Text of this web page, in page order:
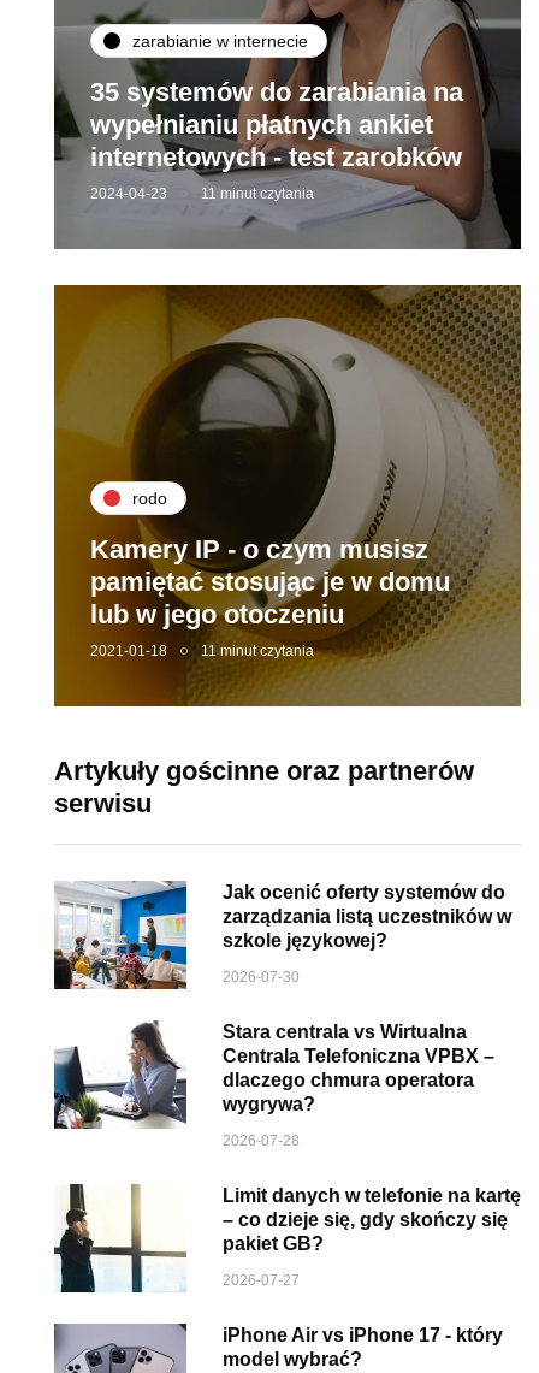
zarabianie w internecie
35 systemów do zarabiania na
wypełnianiu płatnych ankiet
internetowych - test zarobków
2024-04-23 11 minut czytania
rodo
Kamery IP - o czym musisz
pamiętać stosując je w domu
lub w jego otoczeniu
2021-01-18 11 minut czytania
Artykuły gościnne oraz partnerów
serwisu
Jak ocenić oferty systemów do
zarządzania listą uczestników w
szkole językowej?
2026-07-30
Stara centrala vs Wirtualna
Centrala Telefoniczna VPBX –
dlaczego chmura operatora
wygrywa?
2026-07-28
Limit danych w telefonie na kartę
– co dzieje się, gdy skończy się
pakiet GB?
2026-07-27
iPhone Air vs iPhone 17 - który
model wybrać?